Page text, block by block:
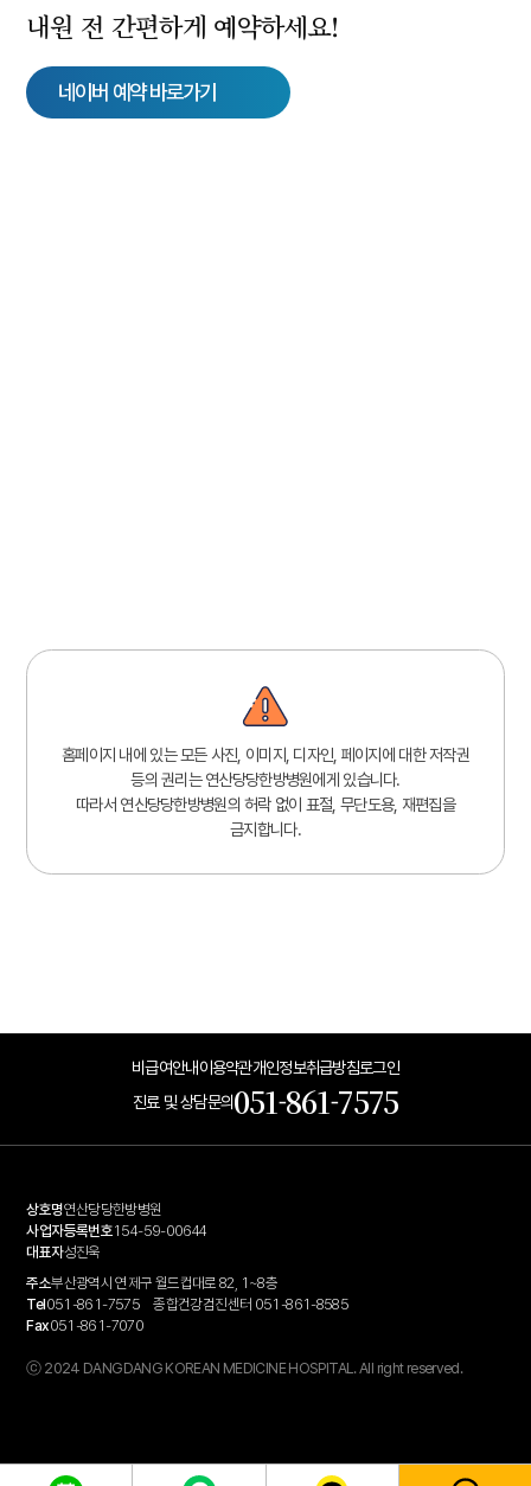
내원 전 간편하게 예약하세요!
네이버 예약 바로가기
홈페이지 내에 있는 모든 사진, 이미지, 디자인, 페이지에 대한 저작권
등의 권리는 연산당당한방병원에게 있습니다.
따라서 연산당당한방병원의 허락 없이 표절, 무단도용, 재편집을
금지합니다.
비급여안내이용약관개인정보취급방침로그인
진료 및 상담문의051-861-7575
상호명연산당당한방병원
사업자등록번호154-59-00644
대표자성진욱
주소부산광역시 연제구 월드컵대로 82, 1~8층
Tel051-861-7575
종합건강검진센터 051-861-8585
Fax051-861-7070
ⓒ 2024 DANGDANG KOREAN MEDICINE HOSPITAL. All right reserved.